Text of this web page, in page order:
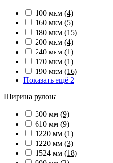
100 мкм (4)
160 мкм (5)
180 мкм (15)
200 мкм (4)
240 мкм (1)
170 мкм (1)
190 мкм (16)
Показать ещё 2
Ширина рулона
300 мм (9)
610 мм (9)
1220 мм (1)
1220 мм (3)
1524 мм (18)